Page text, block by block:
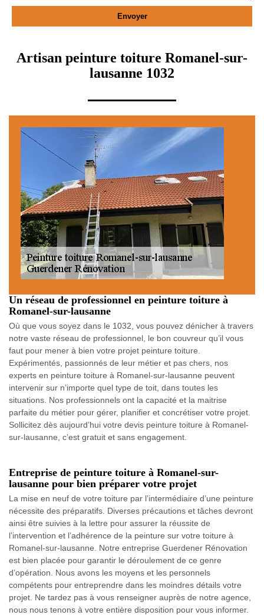
Artisan peinture toiture Romanel-sur-
lausanne 1032
Un réseau de professionnel en peinture toiture à
Romanel-sur-lausanne
Où que vous soyez dans le 1032, vous pouvez dénicher à travers
notre vaste réseau de professionnel, le bon couvreur qu’il vous
faut pour mener à bien votre projet peinture toiture.
Expérimentés, passionnés de leur métier et pas chers, nos
experts en peinture toiture à Romanel-sur-lausanne peuvent
intervenir sur n’importe quel type de toit, dans toutes les
situations. Nos professionnels ont la capacité et la maitrise
parfaite du métier pour gérer, planifier et concrétiser votre projet.
Sollicitez dès aujourd’hui votre devis peinture toiture à Romanel-
sur-lausanne, c’est gratuit et sans engagement.
Entreprise de peinture toiture à Romanel-sur-
lausanne pour bien préparer votre projet
La mise en neuf de votre toiture par l’intermédiaire d’une peinture
nécessite des préparatifs. Diverses précautions et tâches devront
ainsi être suivies à la lettre pour assurer la réussite de
l’intervention et l’adhérence de la peinture sur votre toiture à
Romanel-sur-lausanne. Notre entreprise Guerdener Rénovation
est bien placée pour garantir le déroulement de ce genre
d’opération. Nous avons les moyens et les personnels
compétents pour entreprendre dans les moindres détails votre
projet. Ne tardez pas à vous renseigner auprès de notre agence,
nous nous tenons à votre entière disposition pour vous informer.